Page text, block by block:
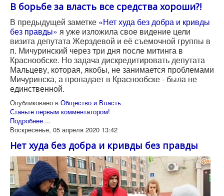
В борьбе за власть все средства хороши?!
В предыдущей заметке «Нет худа без добра и кривды
без правды» я уже изложила свое видение цели
визита депутата Жерздевой и её съемочной группы в
п. Мичуринский через три дня после митинга в
Краснообске. Но задача дискредитировать депутата
Мальцеву, которая, якобы, не занимается проблемами
Мичуринска, а пропадает в Краснообске - была не
единственной.
Опубликовано в Общество и Власть
Станьте первым комментатором!
Подробнее ...
Воскресенье, 05 апреля 2020 13:42
Нет худа без добра и кривды без правды